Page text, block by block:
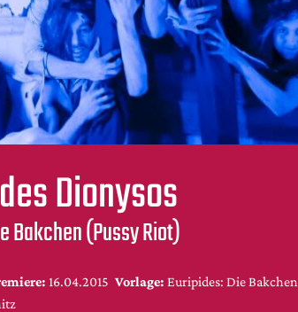
Dionysos
Bakchen (Pussy Riot)
16.04.2015 Vorlage: Euripides: Die Bakchen